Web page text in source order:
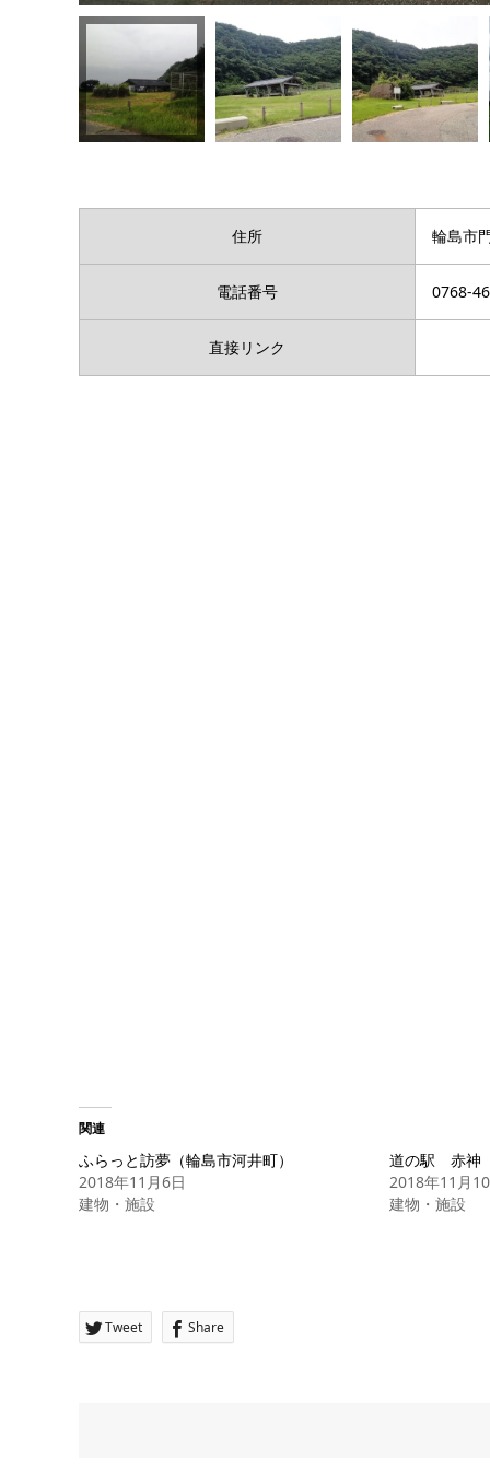
住所 輪島市
電話番号 0768-
直接リンク
関連
ふらっと訪夢（輪島市河井町）
2018年11月6日
建物・施設
道の駅 赤神
2018年11月
建物・施設
Tweet Share